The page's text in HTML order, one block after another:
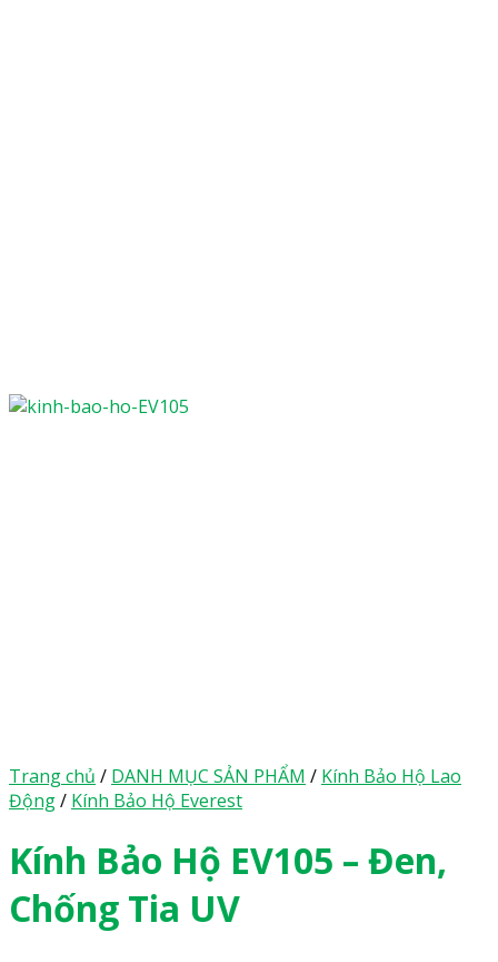
Trang chủ / DANH MỤC SẢN PHẨM / Kính Bảo Hộ Lao
Động/ Kính Bảo Hộ Everest
Kính Bảo Hộ EV105 – Đen,
Chống Tia UV